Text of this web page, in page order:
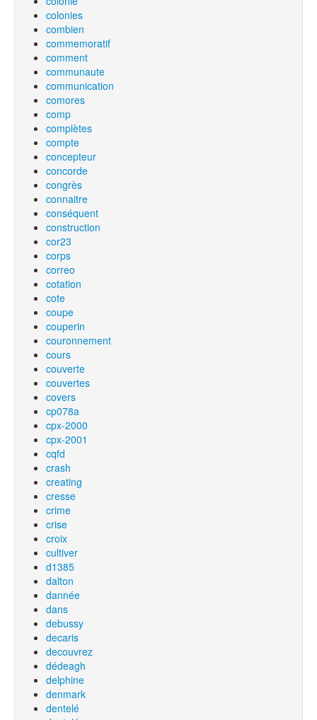
colonies
combien
commemoratif
comment
communaute
communication
comores
comp
complètes
compte
concepteur
concorde
congrès
connaitre
conséquent
construction
cor23
corps
correo
cotation
cote
coupe
couperin
couronnement
cours
couverte
couvertes
covers
cp078a
cpx-2000
cpx-2001
cqfd
crash
creating
cresse
crime
crise
croix
cultiver
d1385
dalton
dannée
dans
debussy
decaris
decouvrez
dédeagh
delphine
denmark
dentelé